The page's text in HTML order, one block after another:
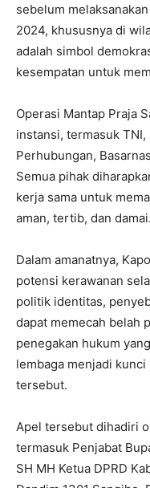
sebelum
2024, khususnya di
adalah simbol
kesempatan untuk
Operasi Mantap Praja
instansi, termasuk TNI,
Perhubungan,
Semua pihak
kerja sama untuk
aman, tertib, dan damai.
Dalam amanatnya,
potensi kerawanan
politik identitas,
dapat memecah belah
penegakan hukum
lembaga menjadi
tersebut.
Apel tersebut dihadiri
termasuk Penjabat
SH MH Ketua DPRD